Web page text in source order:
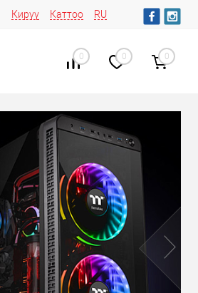
Кирүү Каттоо RU
0 0 0